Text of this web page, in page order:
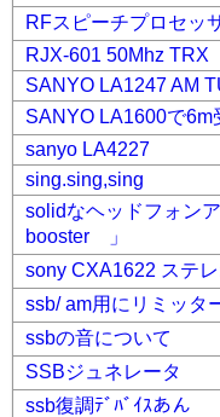
RFスピーチプロセッ
RJX-601 50Mhz TRX
SANYO LA1247 AM
SANYO LA1600で6m
sanyo LA4227
sing.sing,sing
solidなヘッドフォ
booster 」
sony CXA1622 ステレ
ssb/ am用にリミッタ
ssbの音について
SSBジュネレータ
ssb復調ﾃﾞﾊﾞｲｽあん